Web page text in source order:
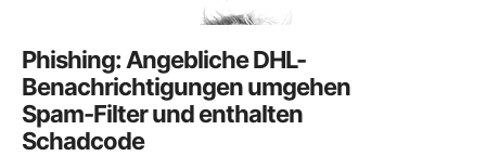
Phishing: Angebliche DHL-
Benachrichtigungen umgehen
Spam-Filter und enthalten
Schadcode